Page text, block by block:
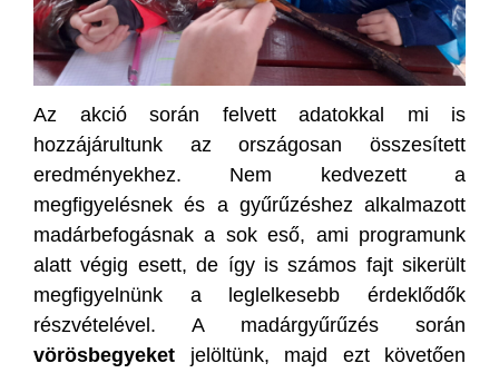
Az akció során felvett adatokkal mi is
hozzájárultunk az országosan összesített
eredményekhez. Nem kedvezett a
megfigyelésnek és a gyűrűzéshez alkalmazott
madárbefogásnak a sok eső, ami programunk
alatt végig esett, de így is számos fajt sikerült
megfigyelnünk a leglelkesebb érdeklődők
részvételével. A madárgyűrűzés során
vörösbegyeket jelöltünk, majd ezt követően